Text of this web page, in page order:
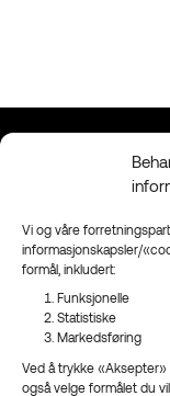
Vi og våre
informasjonskapsler/
formål, inkludert:
Funksjonelle
Statistiske
Markedsføring
Ved å trykke «Aksepter»
også velge formålet du
Sandefjord
Ringveien 206,
3223 Sandefjord